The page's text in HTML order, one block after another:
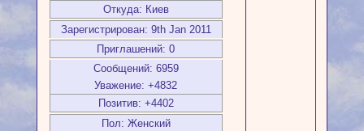
Откуда: Киев
Зарегистрирован: 9th Jan 2011
Приглашений: 0
Сообщений: 6959
Уважение: +4832
Позитив: +4402
Пол: Женский